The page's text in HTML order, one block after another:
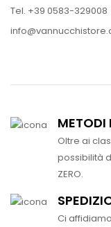
Tel. +39 0583-329008
METODI
Oltre ai
possibilità
ZERO.
Ci